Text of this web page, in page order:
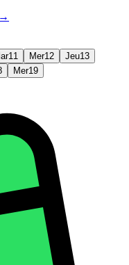
→
11 Mer12 Jeu13
Mer19